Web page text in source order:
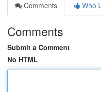
Comments
Who
Comments
Submit a Comment
No HTML